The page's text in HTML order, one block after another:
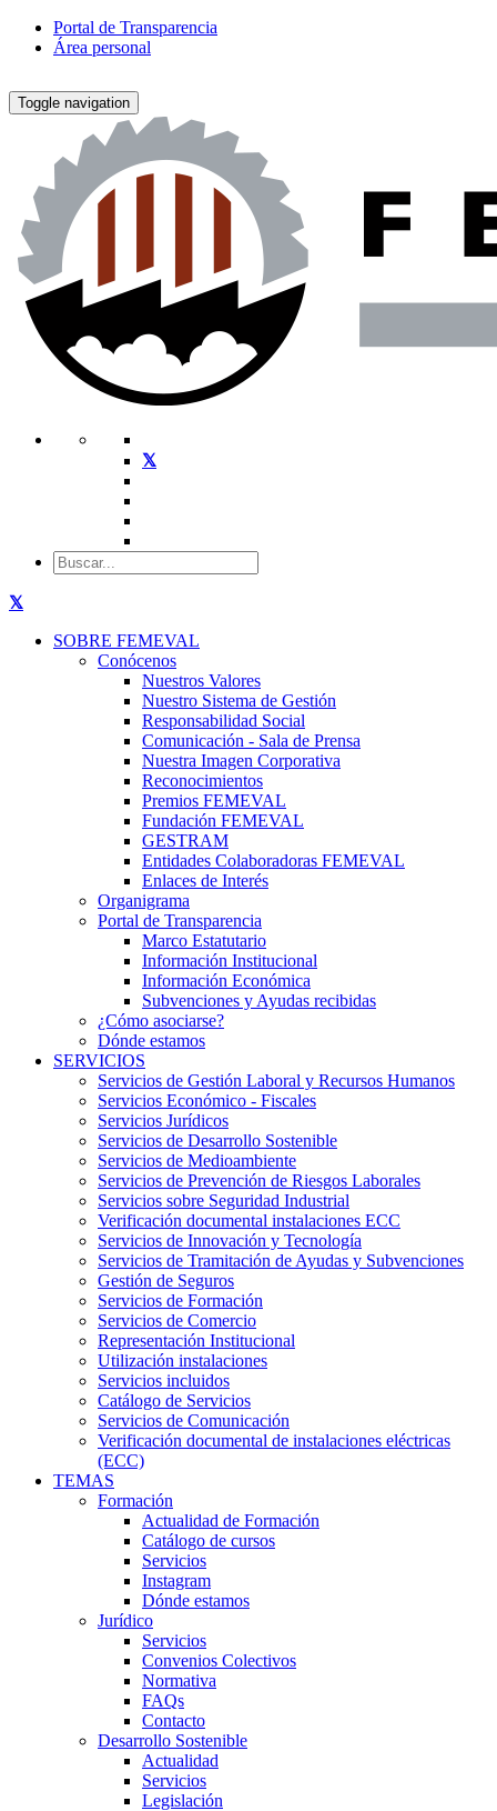
Portal de Transparencia
Área personal
Toggle navigation
SOBRE FEMEVAL
Conócenos
Nuestros Valores
Nuestro Sistema de Gestión
Responsabilidad Social
Comunicación - Sala de Prensa
Nuestra Imagen Corporativa
Reconocimientos
Premios FEMEVAL
Fundación FEMEVAL
GESTRAM
Entidades Colaboradoras FEMEVAL
Enlaces de Interés
Organigrama
Portal de Transparencia
Marco Estatutario
Información Institucional
Información Económica
Subvenciones y Ayudas recibidas
¿Cómo asociarse?
Dónde estamos
SERVICIOS
Servicios de Gestión Laboral y Recursos Humanos
Servicios Económico - Fiscales
Servicios Jurídicos
Servicios de Desarrollo Sostenible
Servicios de Medioambiente
Servicios de Prevención de Riesgos Laborales
Servicios sobre Seguridad Industrial
Verificación documental instalaciones ECC
Servicios de Innovación y Tecnología
Servicios de Tramitación de Ayudas y Subvenciones
Gestión de Seguros
Servicios de Formación
Servicios de Comercio
Representación Institucional
Utilización instalaciones
Servicios incluidos
Catálogo de Servicios
Servicios de Comunicación
Verificación documental de instalaciones eléctricas
(ECC)
TEMAS
Formación
Actualidad de Formación
Catálogo de cursos
Servicios
Instagram
Dónde estamos
Jurídico
Servicios
Convenios Colectivos
Normativa
FAQs
Contacto
Desarrollo Sostenible
Actualidad
Servicios
Legislación